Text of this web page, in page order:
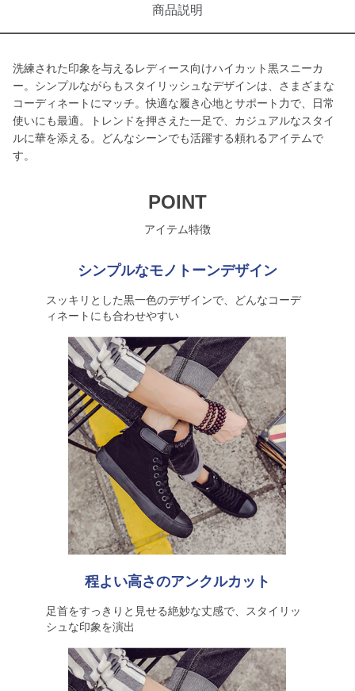
商品説明
洗練された印象を与えるレディース向けハイカット黒スニーカ
ー。シンプルながらもスタイリッシュなデザインは、さまざまな
コーディネートにマッチ。快適な履き心地とサポート力で、日常
使いにも最適。トレンドを押さえた一足で、カジュアルなスタイ
ルに華を添える。どんなシーンでも活躍する頼れるアイテムで
す。
POINT
アイテム特徴
シンプルなモノトーンデザイン
スッキリとした黒一色のデザインで、どんなコーデ
ィネートにも合わせやすい
程よい高さのアンクルカット
足首をすっきりと見せる絶妙な丈感で、スタイリッ
シュな印象を演出